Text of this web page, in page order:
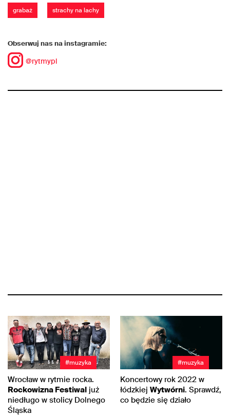
grabaż strachy na lachy
Obserwuj nas na instagramie:
@rytmypl
#muzyka
Wrocław w rytmie rocka.
Rockowizna Festiwal już
niedługo w stolicy Dolnego
Śląska
#muzyka
Koncertowy rok 2022 w
łódzkiej Wytwórni. Sprawdź,
co będzie się działo